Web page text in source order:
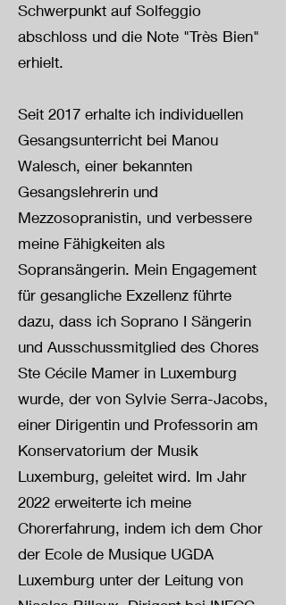
Schwerpunkt auf Solfeggio
abschloss und die Note "Très Bien"
erhielt.
Seit 2017 erhalte ich individuellen
Gesangsunterricht bei Manou
Walesch, einer bekannten
Gesangslehrerin und
Mezzosopranistin, und verbessere
meine Fähigkeiten als
Sopransängerin. Mein Engagement
für gesangliche Exzellenz führte
dazu, dass ich Soprano I Sängerin
und Ausschussmitglied des Chores
Ste Cécile Mamer in Luxemburg
wurde, der von Sylvie Serra-Jacobs,
einer Dirigentin und Professorin am
Konservatorium der Musik
Luxemburg, geleitet wird. Im Jahr
2022 erweiterte ich meine
Chorerfahrung, indem ich dem Chor
der Ecole de Musique UGDA
Luxemburg unter der Leitung von